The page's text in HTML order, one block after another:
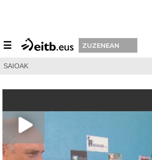
☰ ZUZENEAN
SAIOAK